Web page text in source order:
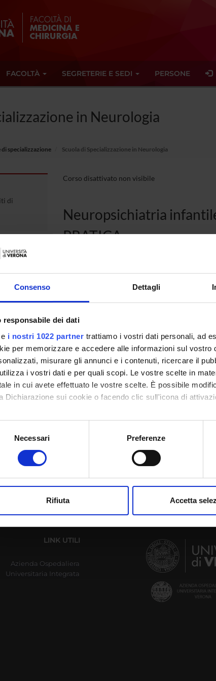
Consenso Dettagli
responsabile dei dati
i nostri 1022 partner trattiamo i vostri dati personali, ad
per memorizzare e accedere alle informazioni sul
misurare gli annunci e i contenuti, ricercare il
i vostri dati e per quali scopi. Le vostre scelte in
in cui avete effettuato le vostre scelte. È possibile
Dichiarazione sui cookie o facendo clic sull'icona di
il tuo consenso, vorremmo anche:
raccogliere informazioni sulla tua posizione geografica,
digitali).
o ritirare il tuo consenso in qualsiasi momento dalla
hanno raccolto dal tuo utilizzo dei loro servizi.
Necessari Preferenze
Rifiuta Accetta
FACOLTÀ SEGRETERIE E SEDI PERSONE
in Neurologia
di specializzazione Scuola di Specializzazione in Neurologia
di
Corso disattivato non visibile
Neuropsichiatria
PRATICA
Settore disciplinare
Lingua di erogazione Italiano
Sede VERONA
Periodo non ancora
LINK UTILI
Azienda Ospedaliera
Universitaria Integrata